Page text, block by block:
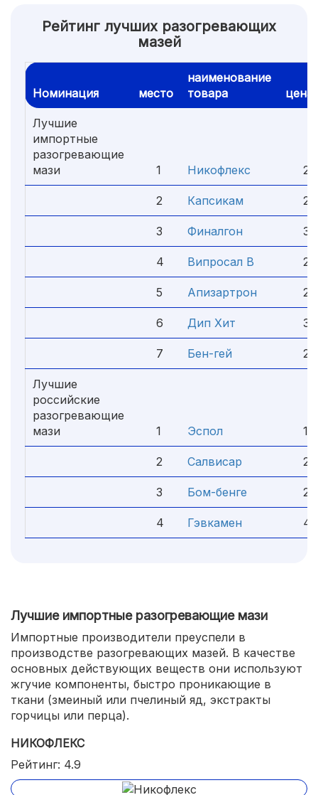
Рейтинг лучших разогревающих
мазей
Номинация место
наименование
товара
цена
Лучшие
импортные
разогревающие
мази
1 Никофлекс
2 Капсикам
3 Финалгон
4 Випросал В
5 Апизартрон
6 Дип Хит
7 Бен-гей
Лучшие
российские
разогревающие
мази
1 Эспол
2 Салвисар
3 Бом-бенге 29
4 Гэвкамен 42
Лучшие импортные разогревающие мази
Импортные производители преуспели в
производстве разогревающих мазей. В качестве
основных действующих веществ они используют
жгучие компоненты, быстро проникающие в
ткани (змеиный или пчелиный яд, экстракты
горчицы или перца).
НИКОФЛЕКС
Рейтинг: 4.9